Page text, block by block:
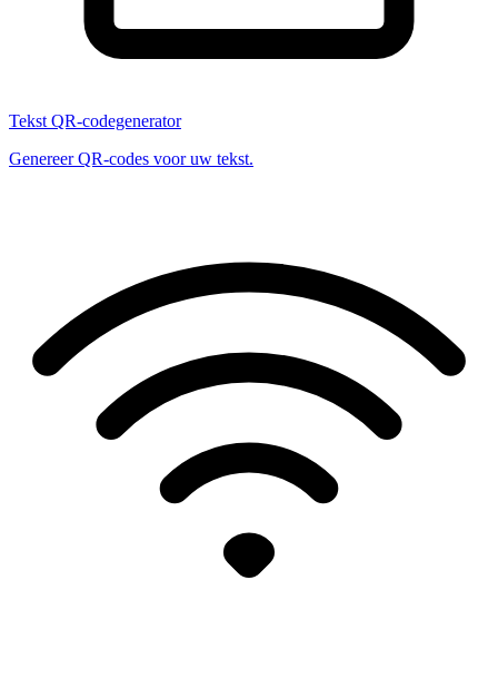
Tekst QR-codegenerator
Genereer QR-codes voor uw tekst.